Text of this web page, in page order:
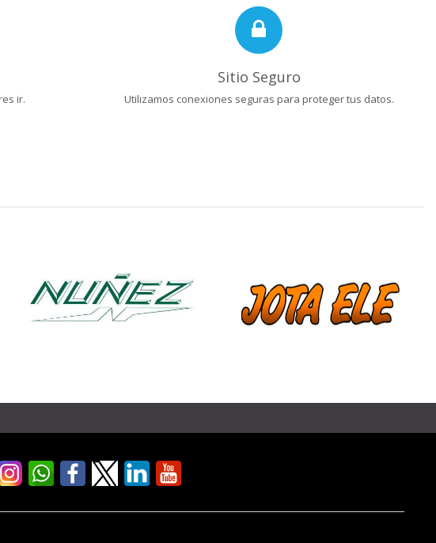
ir.
Sitio Seguro
Utilizamos conexiones seguras para proteger tus datos.